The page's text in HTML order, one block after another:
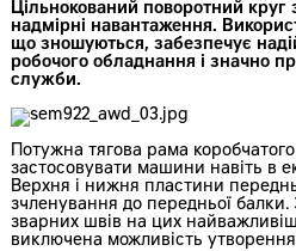
Цільнокований поворотний круг
надмірні навантаження.
що зношуються, забезпечує
робочого обладнання і значно
служби.
Потужна тягова рама
застосовувати машини навіть в
Верхня і нижня пластини
зчленування до передньої балки.
зварних швів на цих
виключена можливість